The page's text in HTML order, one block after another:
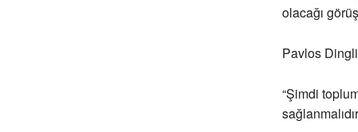
olacağı
Pavlos
“Şimdi